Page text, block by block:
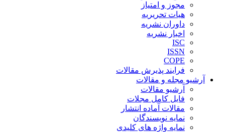
مجوز و امتیاز
هیات تحریریه
داوران نشریه
اخبار نشریه
ISC
ISSN
COPE
فرایند پذیرش مقالات
آرشیو مجله و مقالات
آرشیو مقالات
فایل کامل مجلات
مقالات آماده انتشار
نمایه نویسندگان
نمایه واژه های کلیدی